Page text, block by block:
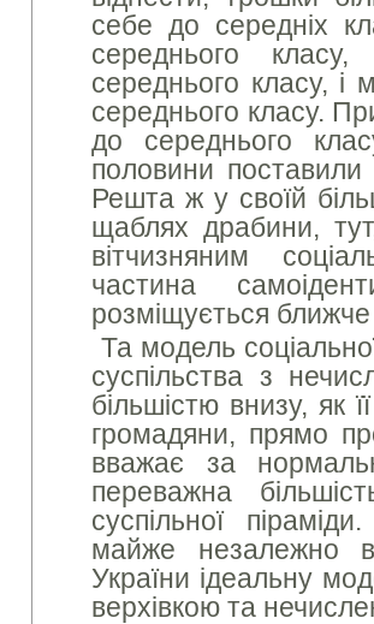
себе до середніх
середнього
середнього класу,
середнього класу.
до середнього
половини
Решта ж у своїй
щаблях драбини,
вітчизняним
частина
розміщується ближче
Та модель
суспільства з
більшістю внизу, як
громадяни, прямо
вважає за
переважна
суспільної
майже незалежно
України ідеальну
верхівкою та